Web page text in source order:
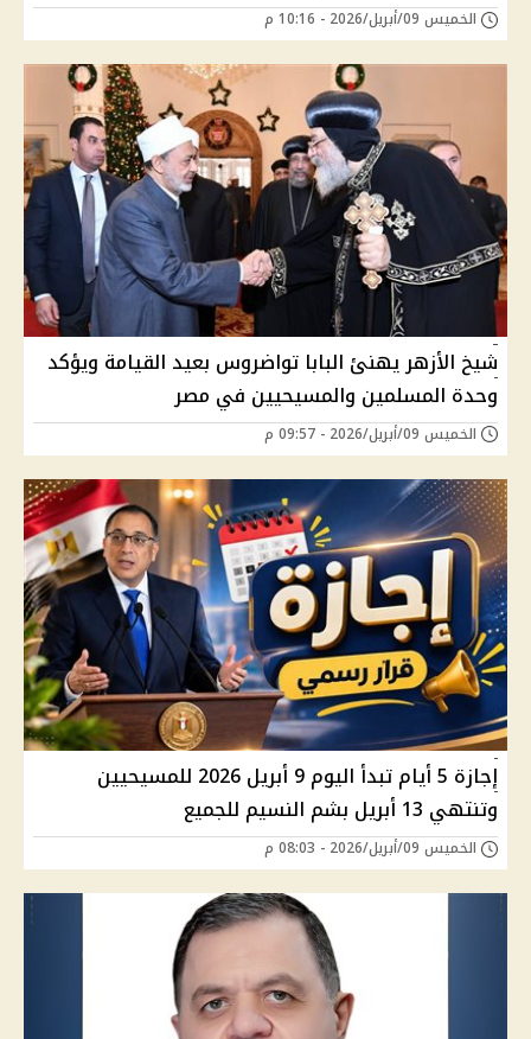
الخميس 09/أبريل/2026 - 10:16 م
شيخ الأزهر يهنئ البابا تواضروس بعيد القيامة ويؤكد
وحدة المسلمين والمسيحيين في مصر
الخميس 09/أبريل/2026 - 09:57 م
إجازة 5 أيام تبدأ اليوم 9 أبريل 2026 للمسيحيين
وتنتهي 13 أبريل بشم النسيم للجميع
الخميس 09/أبريل/2026 - 08:03 م